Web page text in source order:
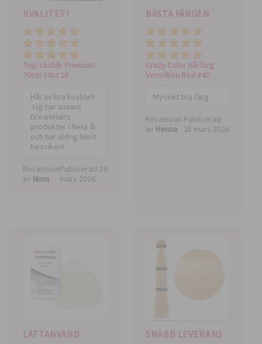
KVALITET!
Pris
Total value
Kvalitet
Tejp Löshår Premium
70cm 10st 1#
Hår av bra kvalitet!
Jag har använt
DreamHairs
produkter i flera år
och har aldrig blivit
besviken!
Recension
av Ninni
Publicerad 29
mars 2026
BÄSTA FÄRGEN
Kvalitet
Pris
Total value
Crazy Color Hårfärg
Vermillion Red #40
Mycket bra färg
Recension
av Henna
Publicerad
28 mars 2026
LÄTTANVÄND SNABB LEVERANS